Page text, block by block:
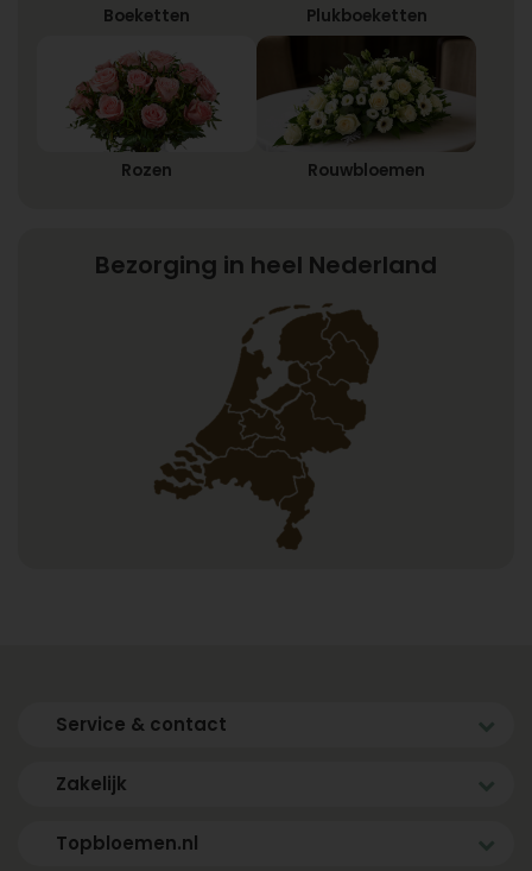
Boeketten Plukboeketten
Rozen Rouwbloemen
Bezorging in heel Nederland
Service & contact
Zakelijk
Topbloemen.nl